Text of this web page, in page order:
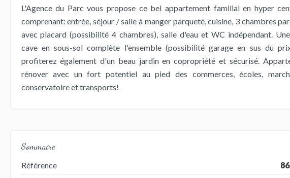
L'Agence du Parc vous propose ce bel appartement familial en hyper
comprenant: entrée, séjour / salle à manger parqueté, cuisine, 3 chambres
avec placard (possibilité 4 chambres), salle d'eau et WC indépendant.
cave en sous-sol complète l'ensemble (possibilité garage en sus du
profiterez également d'un beau jardin en copropriété et sécurisé.
rénover avec un fort potentiel au pied des commerces, écoles,
conservatoire et transports!
Sommaire
Référence